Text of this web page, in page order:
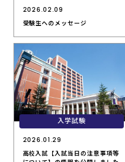
2026.02.09
受験生へのメッセージ
2026.01.29
入学試験
高校入試【入試当日の注意事項等